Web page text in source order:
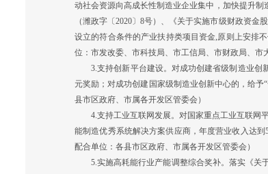
动社会资源向高成长性制造业企业集中，加快提升制
（潍政字〔2020〕8号）、《关于实施市级财政资
设立的符合条件的产业扶持类项目资金,原则上安排
位：市发改委、市科技局、市工信局、市财政局、市
3.支持创新平台建设。对成功创建省级制造业创
元奖励；对成功创建国家级制造业创新中心的，给
县市区政府、市属各开发区管委会）
4.支持工业互联网发展。对国家重点工业互联网平
能制造优秀系统解决方案供应商，年度营业收入达
配合单位：各县市区政府、市属各开发区管委会）
5.实施高耗能行业产能调整综合奖补。落实《关于